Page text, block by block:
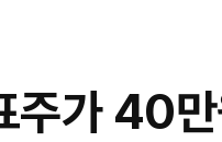
주가 40